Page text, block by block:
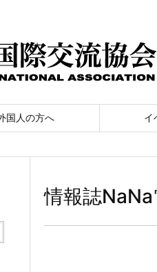
国人の方へ イ
情報誌NaNa